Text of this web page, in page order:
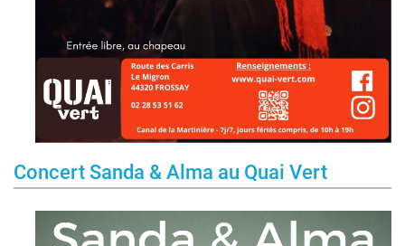
Concert Sanda & Alma au Quai Vert